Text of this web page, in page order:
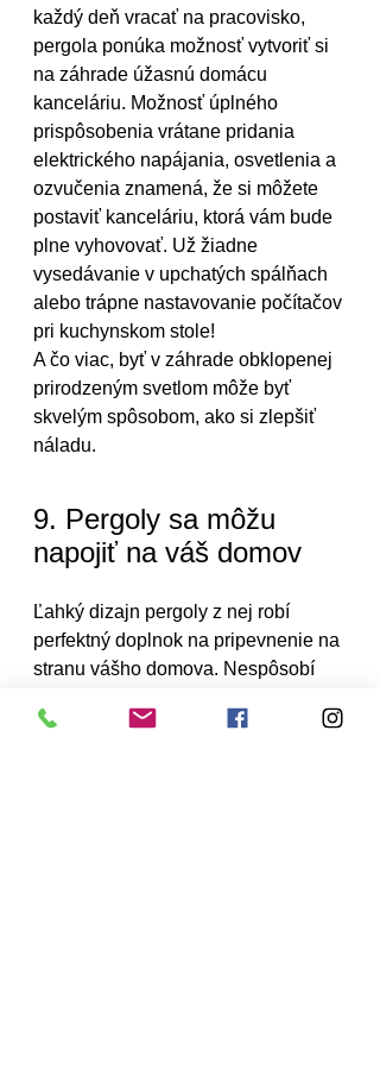
každý deň vracať na pracovisko,
pergola ponúka možnosť vytvoriť si
na záhrade úžasnú domácu
kanceláriu. Možnosť úplného
prispôsobenia vrátane pridania
elektrického napájania, osvetlenia a
ozvučenia znamená, že si môžete
postaviť kanceláriu, ktorá vám bude
plne vyhovovať. Už žiadne
vysedávanie v upchatých spálňach
alebo trápne nastavovanie počítačov
pri kuchynskom stole!
A čo viac, byť v záhrade obklopenej
prirodzeným svetlom môže byť
skvelým spôsobom, ako si zlepšiť
náladu.
9. Pergoly sa môžu
napojiť na váš domov
Ľahký dizajn pergoly z nej robí
perfektný doplnok na pripevnenie na
stranu vášho domova. Nespôsobí
vaše steny alebo strechu. A keďže